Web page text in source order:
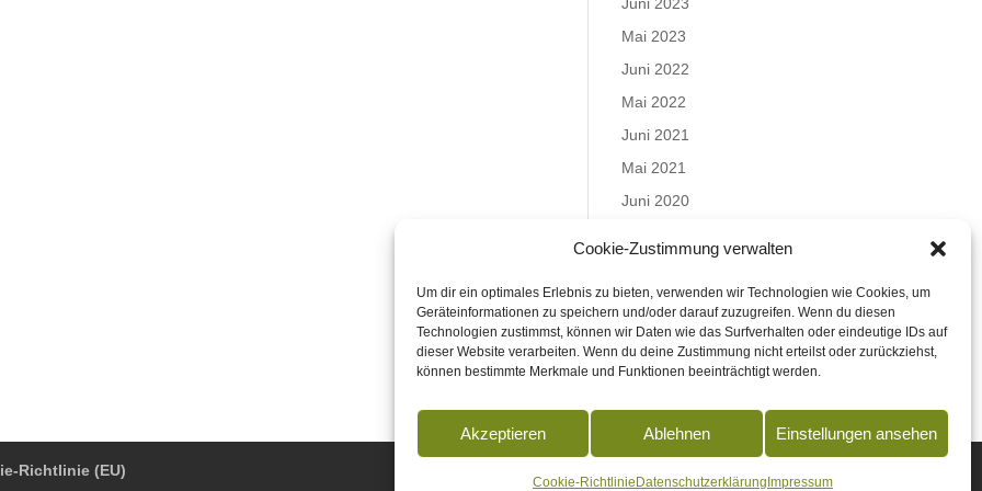
Cookie-Zustimmung verwalten
Um dir ein optimales Erlebnis zu bieten, verwenden wir Technologien wie Cookies, um
Geräteinformationen zu speichern und/oder darauf zuzugreifen. Wenn du diesen
Technologien zustimmst, können wir Daten wie das Surfverhalten oder eindeutige IDs auf
dieser Website verarbeiten. Wenn du deine Zustimmung nicht erteilst oder zurückziehst,
können bestimmte Merkmale und Funktionen beeinträchtigt werden.
Akzeptieren Ablehnen Einstellungen ansehen
Cookie-Richtlinie Datenschutzerklärung Impressum
Mai 2023
Juni 2022
Mai 2022
Juni 2021
Mai 2021
Juni 2020
Juni 2019
Mai 2019
April 2019
Richtlinie (EU)